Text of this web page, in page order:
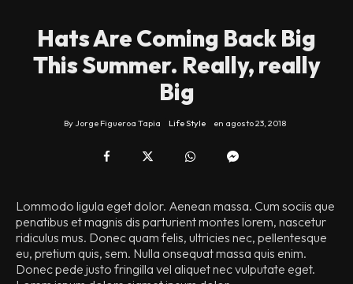
Hats Are Coming Back Big
This Summer. Really, really
Big
By Jorge Figueroa Tapia Life Style en agosto 23, 2018
Lommodo ligula eget dolor. Aenean massa. Cum sociis que
penatibus et magnis dis parturient montes lorem, nascetur
ridiculus mus. Donec quam felis, ultricies nec, pellentesque
eu, pretium quis, sem. Nulla onsequat massa quis enim.
Donec pede justo fringilla vel aliquet nec vulputate eget.